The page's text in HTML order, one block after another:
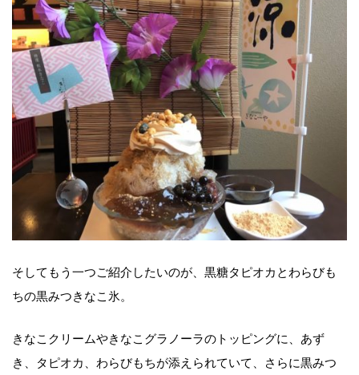
そしてもう一つご紹介したいのが、黒糖タピオカとわらびも
ちの黒みつきなこ氷。
きなこクリームやきなこグラノーラのトッピングに、あず
き、タピオカ、わらびもちが添えられていて、さらに黒みつ